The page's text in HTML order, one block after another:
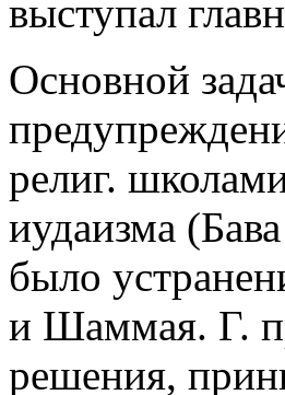
выступал
Основной
религ.
иудаизма
было
и Шаммая. Г.
решения,